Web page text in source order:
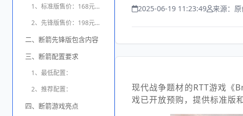
1、标准版售价：168元人民币
2、先锋版售价：198元人民币
二、断箭先锋版包含内容
三、断箭配置要求
1、最低配置：
2、推荐配置：
四、断箭游戏亮点
2025-06-19 11:23:49 来源：原
现代战争题材的RTT游戏
戏已开放预购，提供标准版